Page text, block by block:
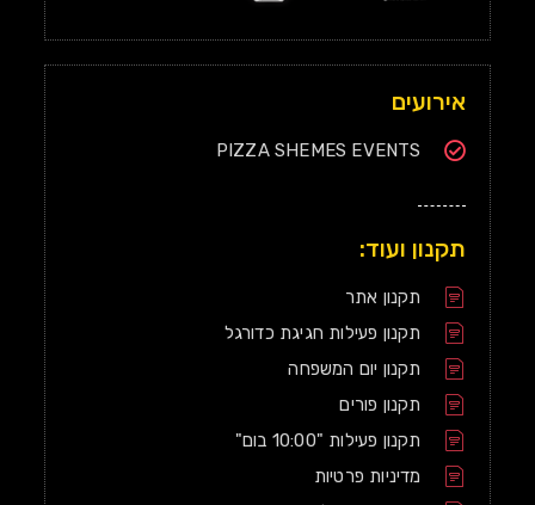
אירועים
PIZZA SHEMES EVENTS
תקנון ועוד:
תקנון אתר
תקנון פעילות חגיגת כדורגל
תקנון יום המשפחה
תקנון פורים
תקנון פעילות "10:00 בום"
מדיניות פרטיות